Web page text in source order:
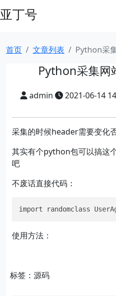
亚丁号
首页 文章列表 Python采
Python采集
admin 2021-06-14
采集的时候header需要变化
其实有个python包可以搞这
吧
不废话直接代码：
import randomclass
使用方法：
标签：源码